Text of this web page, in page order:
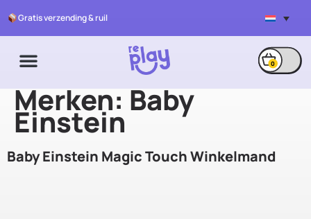
Gratis verzending & ruil
0
Merken: Baby
Einstein
Baby Einstein Magic Touch Winkelmand